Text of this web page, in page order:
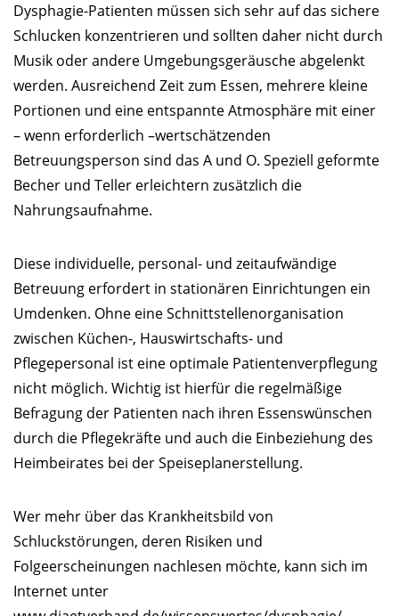
Dysphagie-Patienten müssen sich sehr auf das sichere
Schlucken konzentrieren und sollten daher nicht durch
Musik oder andere Umgebungsgeräusche abgelenkt
werden. Ausreichend Zeit zum Essen, mehrere kleine
Portionen und eine entspannte Atmosphäre mit einer
– wenn erforderlich –wertschätzenden
Betreuungsperson sind das A und O. Speziell geformte
Becher und Teller erleichtern zusätzlich die
Nahrungsaufnahme.
Diese individuelle, personal- und zeitaufwändige
Betreuung erfordert in stationären Einrichtungen ein
Umdenken. Ohne eine Schnittstellenorganisation
zwischen Küchen-, Hauswirtschafts- und
Pflegepersonal ist eine optimale Patientenverpflegung
nicht möglich. Wichtig ist hierfür die regelmäßige
Befragung der Patienten nach ihren Essenswünschen
durch die Pflegekräfte und auch die Einbeziehung des
Heimbeirates bei der Speiseplanerstellung.
Wer mehr über das Krankheitsbild von
Schluckstörungen, deren Risiken und
Folgeerscheinungen nachlesen möchte, kann sich im
Internet unter